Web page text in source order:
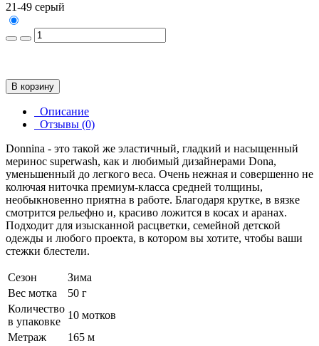
21-49 серый
В корзину
Описание
Отзывы (0)
Donnina - это такой же эластичный, гладкий и насыщенный
меринос superwash, как и любимый дизайнерами Dona,
уменьшенный до легкого веса. Очень нежная и совершенно не
колючая ниточка премиум-класса средней толщины,
необыкновенно приятна в работе. Благодаря крутке, в вязке
смотрится рельефно и, красиво ложится в косах и аранах.
Подходит для изысканной расцветки, семейной детской
одежды и любого проекта, в котором вы хотите, чтобы ваши
стежки блестели.
Сезон
Зима
Вес мотка
50 г
Количество
в упаковке
10 мотков
Метраж
165 м